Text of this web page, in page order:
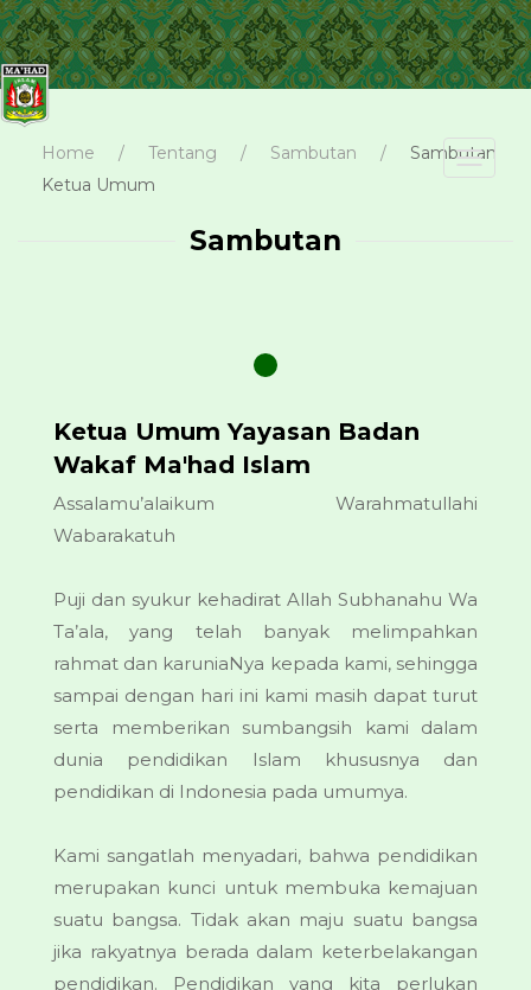
Home Tentang Sambutan
Sambutan
Ketua Umum
Sambutan
Ketua Umum Yayasan Badan
Wakaf Ma'had Islam
Assalamu’alaikum Warahmatullahi
Wabarakatuh
Puji dan syukur kehadirat Allah Subhanahu Wa
Ta’ala, yang telah banyak melimpahkan
rahmat dan karuniaNya kepada kami, sehingga
sampai dengan hari ini kami masih dapat turut
serta memberikan sumbangsih kami dalam
dunia pendidikan Islam khususnya dan
pendidikan di Indonesia pada umumya.
Kami sangatlah menyadari, bahwa pendidikan
merupakan kunci untuk membuka kemajuan
suatu bangsa. Tidak akan maju suatu bangsa
jika rakyatnya berada dalam keterbelakangan
pendidikan. Pendidikan yang kita perlukan